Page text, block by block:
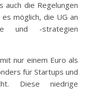
auch die Regelungen
möglich, die UG an
und -strategien
nur einem Euro als
für Startups und
Diese niedrige